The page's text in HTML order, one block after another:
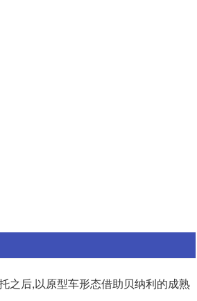
之后,以原型车形态借助贝纳利的成熟